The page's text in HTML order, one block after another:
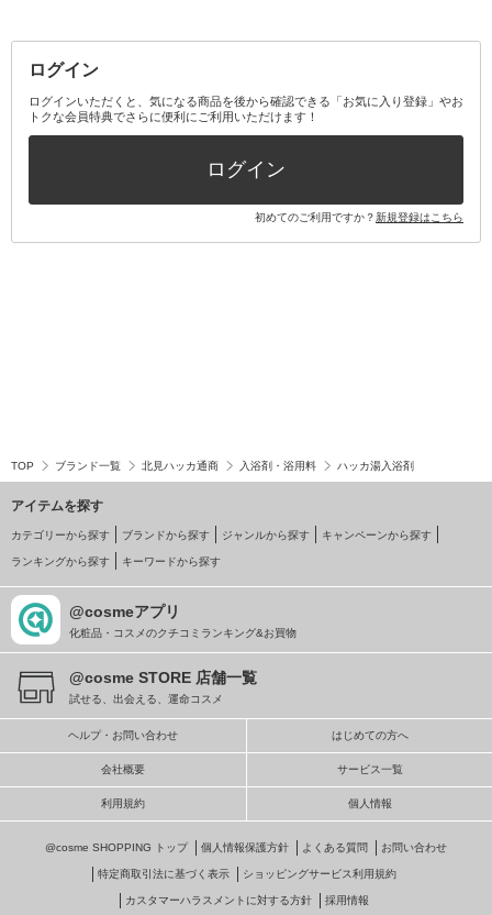
その他オーラルケア
ボディケアキット
その他キット・セット
ログイン
ログインいただくと、気になる商品を後から確認できる「お気に入り登録」やお
トクな会員特典でさらに便利にご利用いただけます！
ログイン
初めてのご利用ですか？新規登録はこちら
TOP ブランド一覧 北見ハッカ通商 入浴剤・浴用料 ハッカ湯入浴剤
アイテムを探す
カテゴリーから探す ブランドから探す ジャンルから探す キャンペーンから探す
ランキングから探す キーワードから探す
@cosmeアプリ
化粧品・コスメのクチコミランキング&お買物
@cosme STORE 店舗一覧
試せる、出会える、運命コスメ
ヘルプ・お問い合わせ はじめての方へ
会社概要 サービス一覧
利用規約 個人情報
@cosme SHOPPING トップ 個人情報保護方針 よくある質問 お問い合わせ
特定商取引法に基づく表示 ショッピングサービス利用規約
カスタマーハラスメントに対する方針 採用情報